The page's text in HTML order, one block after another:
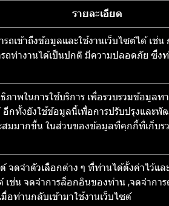
รายละเอียด
ถเข้าถึงข้อมูลและใช้งานเว็บไซต์ได้ เช่น
ถทำงานได้เป็นปกติ มีความปลอดภัย ซึ่ง
ภาพในการใช้บริการ เพื่อรวบรวมข้อมูลท
อีกทั้งยังใช้ข้อมูลนี้เพื่อการปรับปรุงและพั
มมากขึ้น ในส่วนของข้อมูลที่คุกกี้ที่เก็บร
จดจำตัวเลือกต่าง ๆ ที่ท่านได้ตั้งค่าไว้แ
เช่น จดจำการล็อกอินของท่าน ,จดจำก
อท่านกลับเข้ามาใช้งานเว็บไซต์